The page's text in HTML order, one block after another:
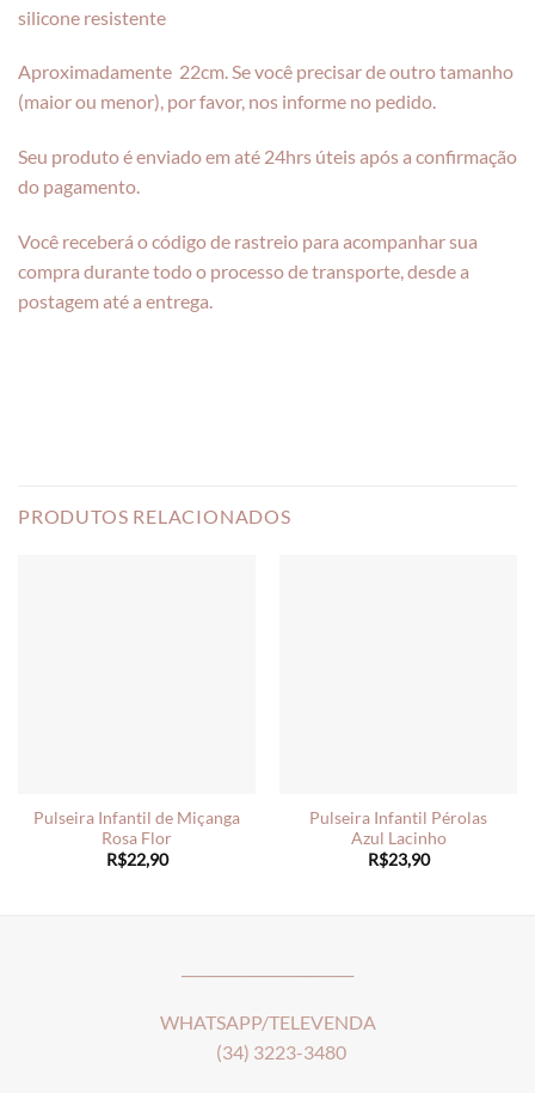
silicone resistente
Aproximadamente 22cm. Se você precisar de outro tamanho
(maior ou menor), por favor, nos informe no pedido.
Seu produto é enviado em até 24hrs úteis após a confirmação
do pagamento.
Você receberá o código de rastreio para acompanhar sua
compra durante todo o processo de transporte, desde a
postagem até a entrega.
PRODUTOS RELACIONADOS
Pulseira Infantil de Miçanga
Rosa Flor
R$22,90
Pulseira Infantil Pérolas
Azul Lacinho
R$23,90
WHATSAPP/TELEVENDA
(34) 3223-3480